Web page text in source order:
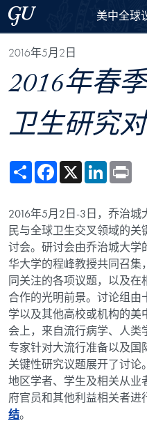
Skip to 美中全球议题对话项目
Skip to main content
Georgetown University美中全球
2016年5月2日
2016年春
卫生研究
ShareFacebook
X LinkedIn
2016年5月2日-3日，乔治
民与全球卫生交叉领域的
讨会。研讨会由乔治城大学
华大学的程峰教授共同召集
同关注的各项议题，以及
合作的光明前景。讨论组
学以及其他高校或机构的
会上，来自流行病学、人
专家针对大流行准备以及
关键性研究议题展开了讨
地区学者、学生及相关从业
府官员和其他利益相关者进
结。